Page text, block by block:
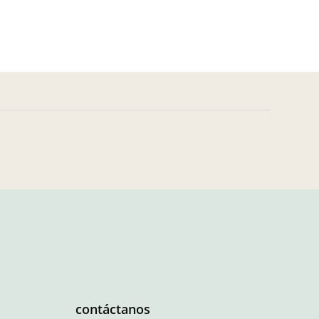
contáctanos